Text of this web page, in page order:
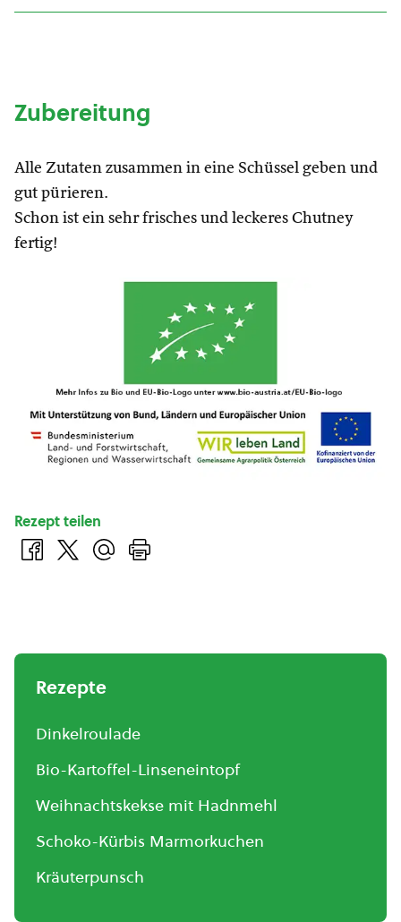
Zubereitung
Alle Zutaten zusammen in eine Schüssel geben und
gut pürieren.
Schon ist ein sehr frisches und leckeres Chutney
fertig!
Rezept teilen
Rezepte
Dinkelroulade
Bio-Kartoffel-Linseneintopf
Weihnachtskekse mit Hadnmehl
Schoko-Kürbis Marmorkuchen
Kräuterpunsch